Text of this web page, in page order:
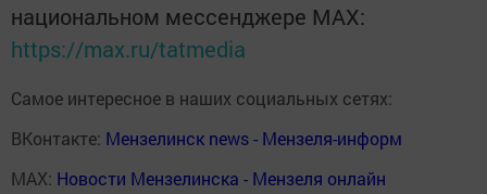
национальном мессенджере MАХ:
https://max.ru/tatmedia
Самое интересное в наших социальных сетях:
ВКонтакте: Мензелинск news - Мензеля-информ
MAX: Новости Мензелинска - Мензеля онлайн